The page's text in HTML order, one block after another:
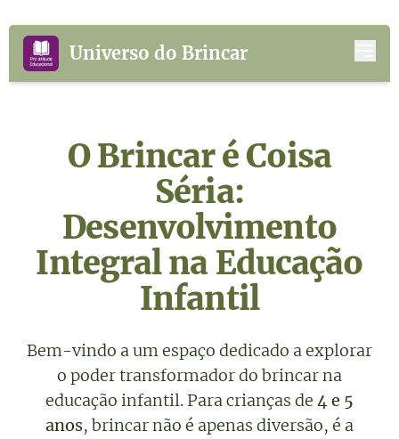
Universo do Brincar
O Brincar é Coisa
Séria:
Desenvolvimento
Integral na Educação
Infantil
Bem-vindo a um espaço dedicado a explorar
o poder transformador do brincar na
educação infantil. Para crianças de 4 e 5
anos, brincar não é apenas diversão, é a